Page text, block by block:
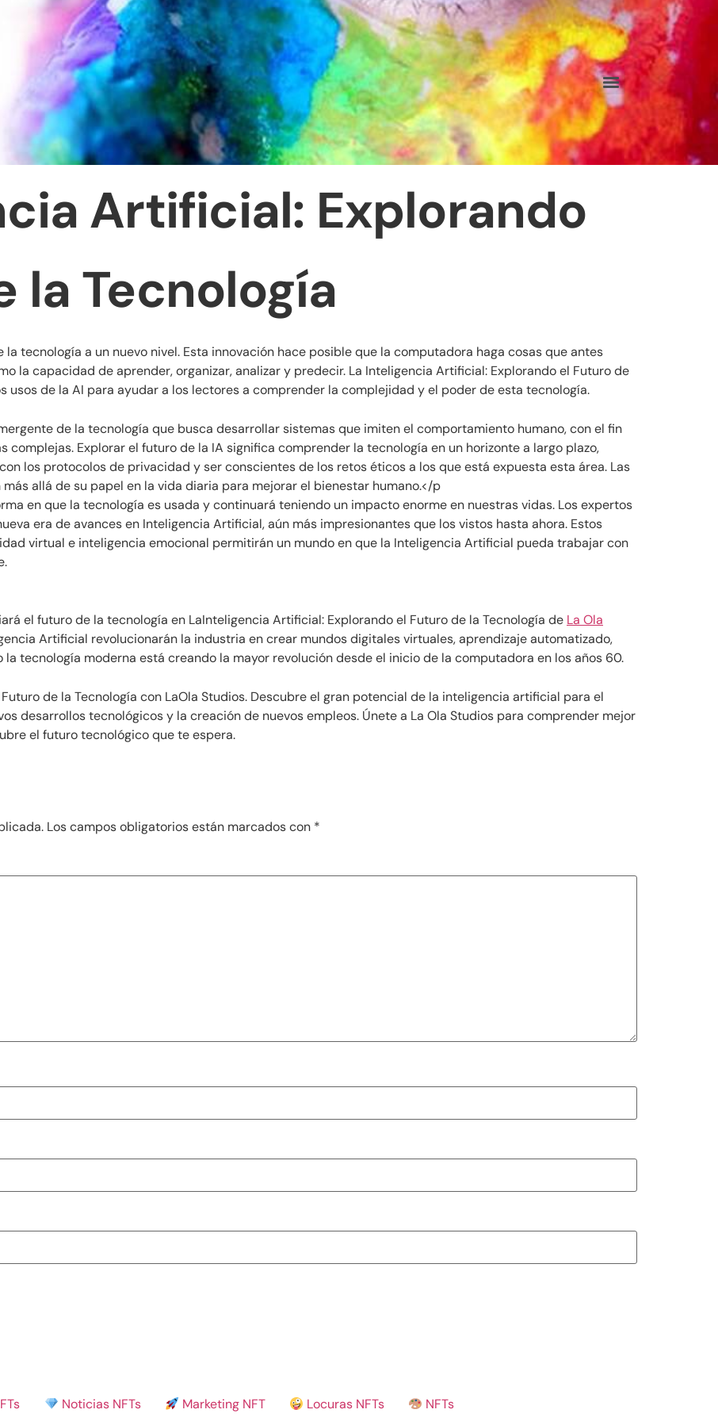
Artificial: Explorando
la Tecnología
tecnología a un nuevo nivel. Esta innovación hace posible que la computadora haga cosas que antes
la capacidad de aprender, organizar, analizar y predecir. La Inteligencia Artificial: Explorando el Futuro de
usos de la AI para ayudar a los lectores a comprender la complejidad y el poder de esta tecnología.
de la tecnología que busca desarrollar sistemas que imiten el comportamiento humano, con el fin
complejas. Explorar el futuro de la IA significa comprender la tecnología en un horizonte a largo plazo,
los protocolos de privacidad y ser conscientes de los retos éticos a los que está expuesta esta área. Las
allá de su papel en la vida diaria para mejorar el bienestar humano.</p
en que la tecnología es usada y continuará teniendo un impacto enorme en nuestras vidas. Los expertos
era de avances en Inteligencia Artificial, aún más impresionantes que los vistos hasta ahora. Estos
virtual e inteligencia emocional permitirán un mundo en que la Inteligencia Artificial pueda trabajar con
el futuro de la tecnología en LaInteligencia Artificial: Explorando el Futuro de la Tecnología de La Ola
Artificial revolucionarán la industria en crear mundos digitales virtuales, aprendizaje automatizado,
tecnología moderna está creando la mayor revolución desde el inicio de la computadora en los años 60.
de la Tecnología con LaOla Studios. Descubre el gran potencial de la inteligencia artificial para el
desarrollos tecnológicos y la creación de nuevos empleos. Únete a La Ola Studios para comprender mejor
el futuro tecnológico que te espera.
Los campos obligatorios están marcados con *
Noticias NFTs Marketing NFT Locuras NFTs NFTs